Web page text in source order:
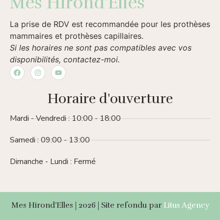
La prise de RDV est recommandée pour les prothèses
mammaires et prothèses capillaires.
Si les horaires ne sont pas compatibles avec vos
disponibilités, contactez-moi.
Horaire d'ouverture
Mardi - Vendredi : 10:00 - 18:00
Samedi : 09:00 - 13:00
Dimanche - Lundi : Fermé
Mes Hirond’Elles | 2026 | Site refondu par Litus Agency